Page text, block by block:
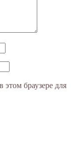
этом браузере для